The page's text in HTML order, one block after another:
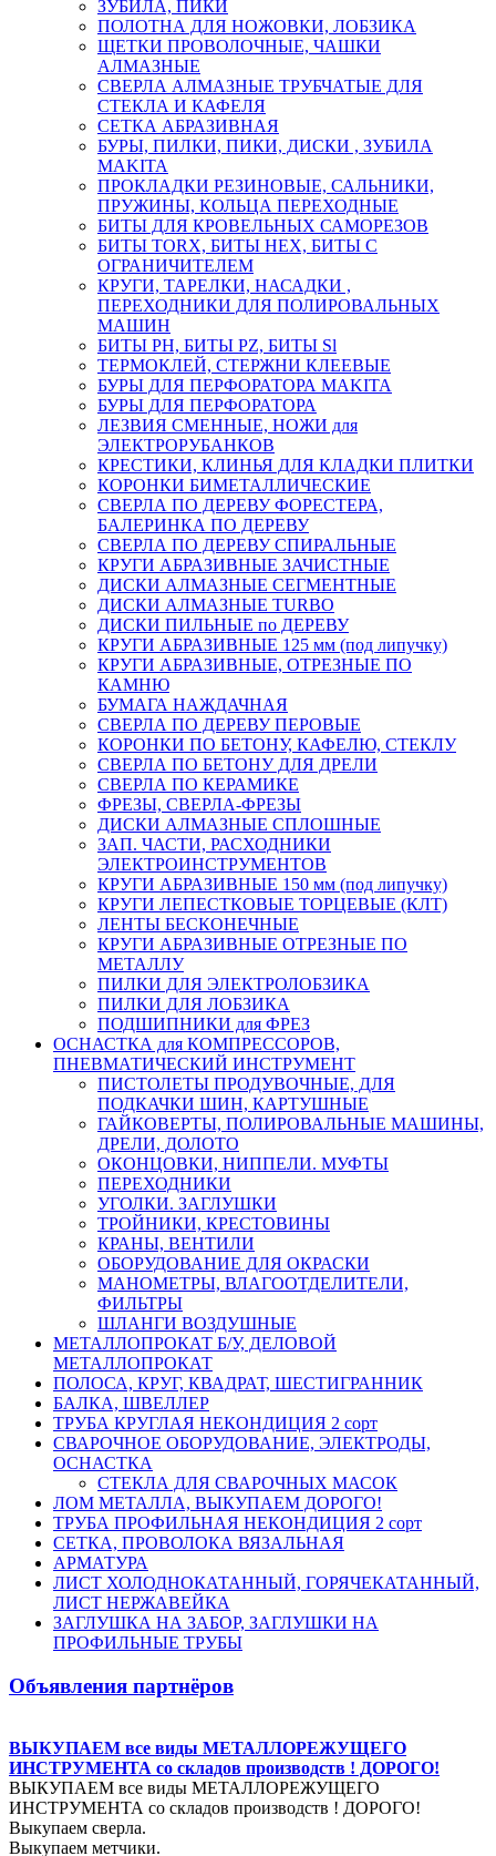
ЗУБИЛА, ПИКИ
ПОЛОТНА ДЛЯ НОЖОВКИ, ЛОБЗИКА
ЩЕТКИ ПРОВОЛОЧНЫЕ, ЧАШКИ
АЛМАЗНЫЕ
СВЕРЛА АЛМАЗНЫЕ ТРУБЧАТЫЕ ДЛЯ
СТЕКЛА И КАФЕЛЯ
СЕТКА АБРАЗИВНАЯ
БУРЫ, ПИЛКИ, ПИКИ, ДИСКИ , ЗУБИЛА
MAKITA
ПРОКЛАДКИ РЕЗИНОВЫЕ, САЛЬНИКИ,
ПРУЖИНЫ, КОЛЬЦА ПЕРЕХОДНЫЕ
БИТЫ ДЛЯ КРОВЕЛЬНЫХ САМОРЕЗОВ
БИТЫ TORX, БИТЫ НЕХ, БИТЫ С
ОГРАНИЧИТЕЛЕМ
КРУГИ, ТАРЕЛКИ, НАСАДКИ ,
ПЕРЕХОДНИКИ ДЛЯ ПОЛИРОВАЛЬНЫХ
МАШИН
БИТЫ PH, БИТЫ PZ, БИТЫ Sl
ТЕРМОКЛЕЙ, СТЕРЖНИ КЛЕЕВЫЕ
БУРЫ ДЛЯ ПЕРФОРАТОРА MAKITA
БУРЫ ДЛЯ ПЕРФОРАТОРА
ЛЕЗВИЯ СМЕННЫЕ, НОЖИ для
ЭЛЕКТРОРУБАНКОВ
КРЕСТИКИ, КЛИНЬЯ ДЛЯ КЛАДКИ ПЛИТКИ
КОРОНКИ БИМЕТАЛЛИЧЕСКИЕ
СВЕРЛА ПО ДЕРЕВУ ФОРЕСТЕРА,
БАЛЕРИНКА ПО ДЕРЕВУ
СВЕРЛА ПО ДЕРЕВУ СПИРАЛЬНЫЕ
КРУГИ АБРАЗИВНЫЕ ЗАЧИСТНЫЕ
ДИСКИ АЛМАЗНЫЕ СЕГМЕНТНЫЕ
ДИСКИ АЛМАЗНЫЕ TURBO
ДИСКИ ПИЛЬНЫЕ по ДЕРЕВУ
КРУГИ АБРАЗИВНЫЕ 125 мм (под липучку)
КРУГИ АБРАЗИВНЫЕ, ОТРЕЗНЫЕ ПО
КАМНЮ
БУМАГА НАЖДАЧНАЯ
СВЕРЛА ПО ДЕРЕВУ ПЕРОВЫЕ
КОРОНКИ ПО БЕТОНУ, КАФЕЛЮ, СТЕКЛУ
СВЕРЛА ПО БЕТОНУ ДЛЯ ДРЕЛИ
СВЕРЛА ПО КЕРАМИКЕ
ФРЕЗЫ, СВЕРЛА-ФРЕЗЫ
ДИСКИ АЛМАЗНЫЕ СПЛОШНЫЕ
ЗАП. ЧАСТИ, РАСХОДНИКИ
ЭЛЕКТРОИНСТРУМЕНТОВ
КРУГИ АБРАЗИВНЫЕ 150 мм (под липучку)
КРУГИ ЛЕПЕСТКОВЫЕ ТОРЦЕВЫЕ (КЛТ)
ЛЕНТЫ БЕСКОНЕЧНЫЕ
КРУГИ АБРАЗИВНЫЕ ОТРЕЗНЫЕ ПО
МЕТАЛЛУ
ПИЛКИ ДЛЯ ЭЛЕКТРОЛОБЗИКА
ПИЛКИ ДЛЯ ЛОБЗИКА
ПОДШИПНИКИ для ФРЕЗ
ОСНАСТКА для КОМПРЕССОРОВ,
ПНЕВМАТИЧЕСКИЙ ИНСТРУМЕНТ
ПИСТОЛЕТЫ ПРОДУВОЧНЫЕ, ДЛЯ
ПОДКАЧКИ ШИН, КАРТУШНЫЕ
ГАЙКОВЕРТЫ, ПОЛИРОВАЛЬНЫЕ МАШИНЫ,
ДРЕЛИ, ДОЛОТО
ОКОНЦОВКИ, НИППЕЛИ. МУФТЫ
ПЕРЕХОДНИКИ
УГОЛКИ. ЗАГЛУШКИ
ТРОЙНИКИ, КРЕСТОВИНЫ
КРАНЫ, ВЕНТИЛИ
ОБОРУДОВАНИЕ ДЛЯ ОКРАСКИ
МАНОМЕТРЫ, ВЛАГООТДЕЛИТЕЛИ,
ФИЛЬТРЫ
ШЛАНГИ ВОЗДУШНЫЕ
МЕТАЛЛОПРОКАТ Б/У, ДЕЛОВОЙ
МЕТАЛЛОПРОКАТ
ПОЛОСА, КРУГ, КВАДРАТ, ШЕСТИГРАННИК
БАЛКА, ШВЕЛЛЕР
ТРУБА КРУГЛАЯ НЕКОНДИЦИЯ 2 сорт
СВАРОЧНОЕ ОБОРУДОВАНИЕ, ЭЛЕКТРОДЫ,
ОСНАСТКА
СТЕКЛА ДЛЯ СВАРОЧНЫХ МАСОК
ЛОМ МЕТАЛЛА, ВЫКУПАЕМ ДОРОГО!
ТРУБА ПРОФИЛЬНАЯ НЕКОНДИЦИЯ 2 сорт
СЕТКА, ПРОВОЛОКА ВЯЗАЛЬНАЯ
АРМАТУРА
ЛИСТ ХОЛОДНОКАТАННЫЙ, ГОРЯЧЕКАТАННЫЙ,
ЛИСТ НЕРЖАВЕЙКА
ЗАГЛУШКА НА ЗАБОР, ЗАГЛУШКИ НА
ПРОФИЛЬНЫЕ ТРУБЫ
Объявления партнёров
ВЫКУПАЕМ все виды МЕТАЛЛОРЕЖУЩЕГО
ИНСТРУМЕНТА со складов производств ! ДОРОГО!
ВЫКУПАЕМ все виды МЕТАЛЛОРЕЖУЩЕГО
ИНСТРУМЕНТА со складов производств ! ДОРОГО!
Выкупаем сверла.
Выкупаем метчики.